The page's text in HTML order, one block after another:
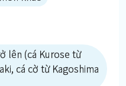
lên (cá Kurose từ
cá cờ từ Kagoshima